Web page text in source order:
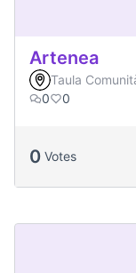
Artenea
Taula
0
0
0 Votes